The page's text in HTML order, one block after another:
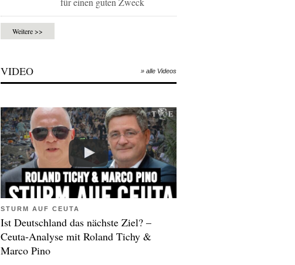
Weitere >>
VIDEO » alle Videos
STURM AUF CEUTA
Ist Deutschland das nächste Ziel? –
Ceuta-Analyse mit Roland Tichy &
Marco Pino